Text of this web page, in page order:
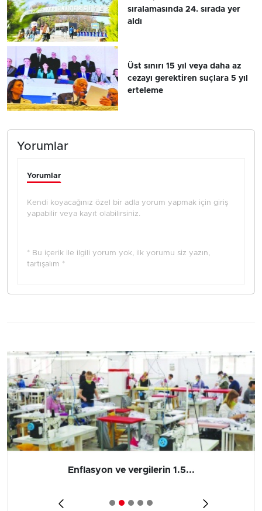
sıralamasında 24. sırada yer
aldı
Üst sınırı 15 yıl veya daha az
cezayı gerektiren suçlara 5 yıl
erteleme
Yorumlar
Yorumlar
Kendi koyacağınız özel bir adla yorum yapmak için giriş
yapabilir veya kayıt olabilirsiniz.
* Bu içerik ile ilgili yorum yok, ilk yorumu siz yazın,
tartışalım *
Enflasyon ve vergilerin 1.5...